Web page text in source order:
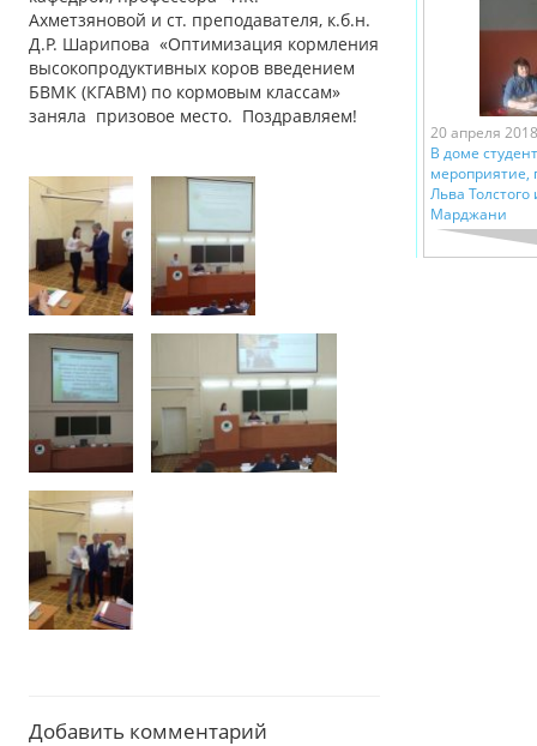
Ахметзяновой и ст. преподавателя, к.б.н.
Д.Р. Шарипова «Оптимизация кормления
высокопродуктивных коров введением
БВМК (КГАВМ) по кормовым классам»
заняла призовое место. Поздравляем!
Добавить комментарий
20 апреля 2018
В доме
Льва
Марджани